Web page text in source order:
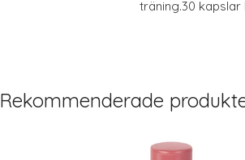
träning.30 kapslar
Rekommenderade